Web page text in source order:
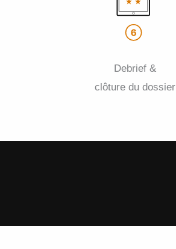
Debrief &
clôture du dossier